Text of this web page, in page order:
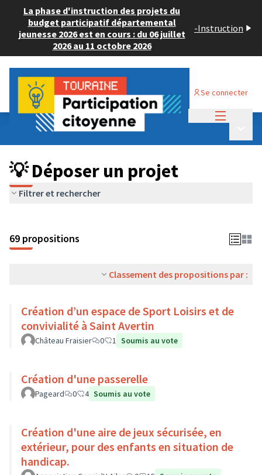
La phase d'instruction des projets du
budget participatif départemental
jeunesse 2026 est en cours : du 06 juillet
2026 au 11 octobre 2026
-Instruction
Se connecter
Budget Participatif ADULTE 2024
💡 Déposer un projet
💡 Déposer un projet
Filtrer et rechercher
69 propositions
Classement des propositions par :
Création d’un espace de Sport Loisirs et de
convivialité à Saint Avertin
Château Fraisier 0 1 Soumis au vote
Création d'une passerelle
Pageard 0 4 Soumis au vote
Création d'une aire de jeux sécurisée, en
extérieur, pour des enfants en situation de
handicap.